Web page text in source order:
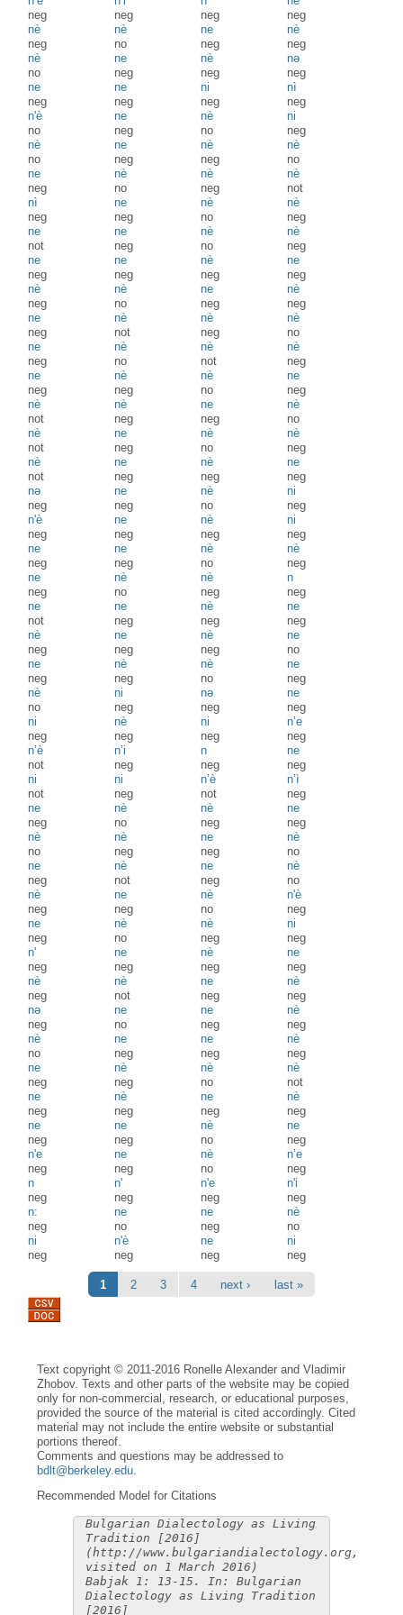
neg
neg
neg
neg
nè
neg
nè
no
ne
neg
nè
neg
nè
no
ne
neg
nè
neg
nə
neg
ne
neg
ne
neg
ni
neg
nì
neg
n'è
no
ne
neg
nè
no
ni
neg
nè
no
ne
neg
nè
neg
nè
no
ne
neg
nè
no
nè
neg
nè
not
nì
neg
ne
neg
nè
no
nè
neg
ne
not
ne
neg
nè
no
nè
neg
ne
neg
ne
neg
nè
neg
ne
neg
nè
neg
nè
no
ne
neg
nè
neg
ne
neg
nè
not
nè
neg
nè
no
ne
neg
nè
no
nè
not
nè
neg
ne
neg
nè
neg
nè
no
ne
neg
nè
not
nè
neg
ne
neg
nè
no
nè
not
ne
neg
nè
no
nè
neg
nè
not
ne
neg
nè
neg
ne
neg
nə
neg
ne
neg
nè
no
ni
neg
n'è
neg
ne
neg
nè
neg
ni
neg
ne
neg
ne
neg
nè
no
nè
neg
ne
neg
nè
no
nè
neg
n
neg
ne
not
ne
neg
nè
neg
ne
neg
nè
neg
ne
neg
nè
neg
ne
no
ne
neg
nè
neg
nè
no
ne
neg
nè
no
ni
neg
nə
neg
ne
neg
ni
neg
nè
neg
ni
neg
n’e
neg
n’è
not
n’i
neg
n
neg
ne
neg
ni
not
ni
neg
n’è
not
n’ì
neg
ne
neg
nè
no
nè
neg
ne
neg
nè
no
nè
neg
ne
neg
nè
no
ne
neg
nè
not
ne
neg
nè
no
nè
neg
ne
neg
nè
no
n'è
neg
ne
neg
nè
no
nè
neg
ni
neg
n'
neg
ne
neg
nè
neg
ne
neg
nè
neg
nè
not
ne
neg
nè
neg
nə
neg
ne
no
ne
neg
nè
neg
nè
no
ne
neg
ne
neg
nè
neg
ne
neg
nè
neg
nè
no
nè
not
ne
neg
nè
neg
ne
neg
nè
neg
ne
neg
ne
neg
nè
no
ne
neg
n'e
neg
ne
neg
nè
no
n’e
neg
n
neg
n'
neg
n'e
neg
n'i
neg
n:
neg
ne
no
ne
neg
nè
no
ni
neg
n'è
neg
ne
neg
ni
neg
1 2 3 4 next › last »
Text copyright © 2011-2016 Ronelle Alexander and Vladimir
Zhobov. Texts and other parts of the website may be copied
only for non-commercial, research, or educational purposes,
provided the source of the material is cited accordingly. Cited
material may not include the entire website or substantial
portions thereof.
Comments and questions may be addressed to
bdlt@berkeley.edu.
Recommended Model for Citations
Bulgarian Dialectology as Living
Tradition [2016]
(http://www.bulgariandialectology.org,
visited on 1 March 2016)
Babjak 1: 13-15. In: Bulgarian
Dialectology as Living Tradition
[2016]